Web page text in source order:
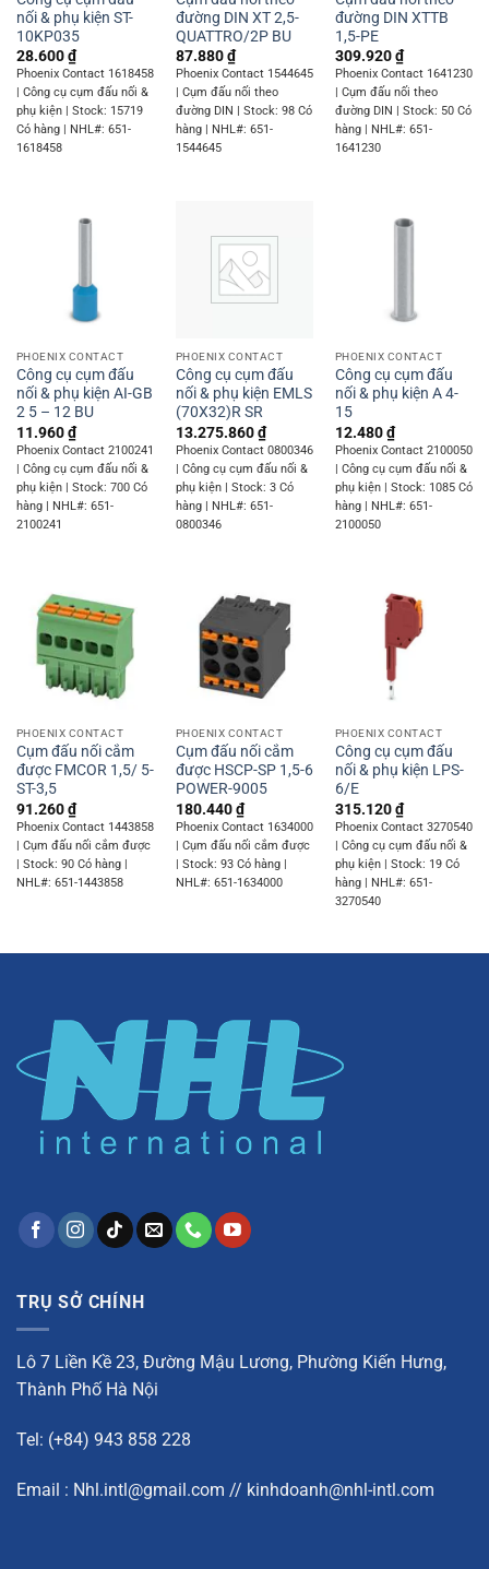
nối & phụ kiện ST-
10KP035
28.600₫
Phoenix Contact 1618458
| Công cụ cụm đấu nối &
phụ kiện | Stock: 15719
Có hàng | NHL#: 651-
1618458
đường DIN XT 2,5-
QUATTRO/2P BU
87.880₫
Phoenix Contact 1544645
| Cụm đấu nối theo
đường DIN | Stock: 98 Có
hàng | NHL#: 651-
1544645
đường DIN XTTB
1,5-PE
309.920₫
Phoenix Contact 1641230
| Cụm đấu nối theo
đường DIN | Stock: 50 Có
hàng | NHL#: 651-
1641230
PHOENIX CONTACT
Công cụ cụm đấu
nối & phụ kiện AI-GB
2 5 – 12 BU
11.960₫
Phoenix Contact 2100241
| Công cụ cụm đấu nối &
phụ kiện | Stock: 700 Có
hàng | NHL#: 651-
2100241
PHOENIX CONTACT
Công cụ cụm đấu
nối & phụ kiện EMLS
(70X32)R SR
13.275.860₫
Phoenix Contact 0800346
| Công cụ cụm đấu nối &
phụ kiện | Stock: 3 Có
hàng | NHL#: 651-
0800346
PHOENIX CONTACT
Công cụ cụm đấu
nối & phụ kiện A 4-
15
12.480₫
Phoenix Contact 2100050
| Công cụ cụm đấu nối &
phụ kiện | Stock: 1085 Có
hàng | NHL#: 651-
2100050
PHOENIX CONTACT
Cụm đấu nối cắm
được FMCOR 1,5/ 5-
ST-3,5
91.260₫
Phoenix Contact 1443858
| Cụm đấu nối cắm được
| Stock: 90 Có hàng |
NHL#: 651-1443858
PHOENIX CONTACT
Cụm đấu nối cắm
được HSCP-SP 1,5-6
POWER-9005
180.440₫
Phoenix Contact 1634000
| Cụm đấu nối cắm được
| Stock: 93 Có hàng |
NHL#: 651-1634000
PHOENIX CONTACT
Công cụ cụm đấu
nối & phụ kiện LPS-
6/E
315.120₫
Phoenix Contact 3270540
| Công cụ cụm đấu nối &
phụ kiện | Stock: 19 Có
hàng | NHL#: 651-
3270540
TRỤ SỞ CHÍNH
Lô 7 Liền Kề 23, Đường Mậu Lương, Phường Kiến Hưng,
Thành Phố Hà Nội
Tel: (+84) 943 858 228
Email : Nhl.intl@gmail.com // kinhdoanh@nhl-intl.com